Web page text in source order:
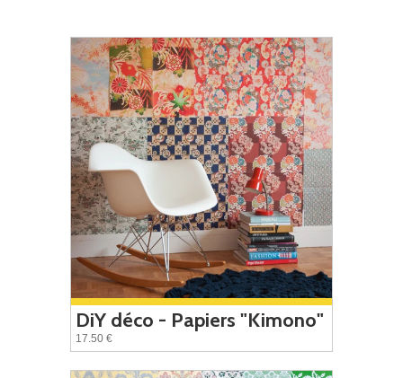
DiY déco - Papiers "Kimono"
17.50 €